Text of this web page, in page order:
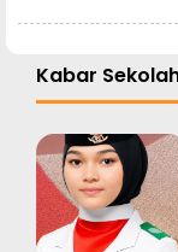
Kabar